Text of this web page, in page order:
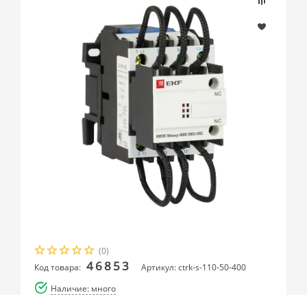
(0)
Код товара: 46853
Артикул: ctrk-s-110-50-400
Наличие: много